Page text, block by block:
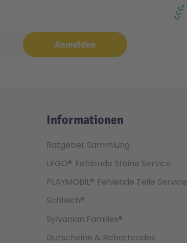
Anmelden
Informationen
Ratgeber Sammlung
LEGO® Fehlende Steine Service
PLAYMOBIL® Fehlende Teile Service
Schleich®
Sylvanian Families®
Gutscheine & Rabattcodes